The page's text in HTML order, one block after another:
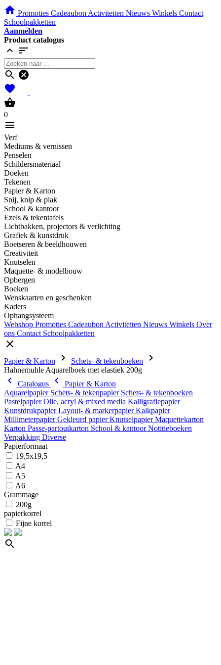
home Promoties Cadeaubon Activiteiten Nieuws Winkels Contact
Schoolpakketten
Aanmelden
Product catalogus
expand_less sort
search cancel
favorites
shopping_basket
0
menu
Verf
Mediums & vernissen
Penselen
Schildersmateriaal
Doeken
Tekenen
Papier & Karton
Snij, knip & plak
School & kantoor
Ezels & tekentafels
Lichtbakken, projectors & verlichting
Grafiek & kunstdruk
Boetseren & beeldhouwen
Creativiteit
Knutselen
Maquette- & modelbouw
Opbergen
Boeken
Wenskaarten en geschenken
Kaders
Ophangsysteem
Webshop Promoties Cadeaubon Activiteiten Nieuws Winkels Over
ons Contact Schoolpakketten
close
Papier & Karton chevron_right Schets- & tekenboeken chevron_right
Hahnemuhle Aquarelboek met elastiek 200g
chevron_left Catalogus chevron_left
Papier & Karton
Aquarelpapier Schets- & tekenpapier Schets- & tekenboeken
PastelpapierOlie, acryl & mixed media Kalligrafiepapier
KunstdrukpapierLayout- & markerpapierKalkpapier
MillimeterpapierGekleurd papierKnutselpapierMaquettekarton
Karton Passe-partoutkarton School & kantoorNotitieboeken
Verpakking Diverse
Papierformaat
19,5x19,5
A4
A5
A6
Grammage
200g
papierkorrel
Fijne korrel
search